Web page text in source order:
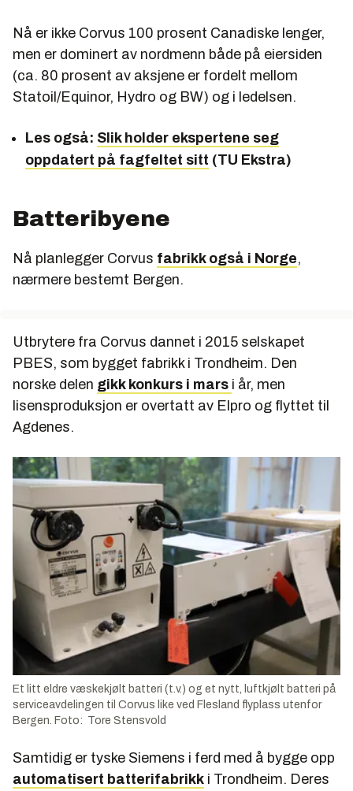
Nå er ikke Corvus 100 prosent Canadiske lenger,
men er dominert av nordmenn både på eiersiden
(ca. 80 prosent av aksjene er fordelt mellom
Statoil/Equinor, Hydro og BW) og i ledelsen.
Les også: Slik holder ekspertene seg
oppdatert på fagfeltet sitt (TU Ekstra)
Batteribyene
Nå planlegger Corvus fabrikk også i Norge,
nærmere bestemt Bergen.
Utbrytere fra Corvus dannet i 2015 selskapet
PBES, som bygget fabrikk i Trondheim. Den
norske delen gikk konkurs i mars i år, men
lisensproduksjon er overtatt av Elpro og flyttet til
Agdenes.
Et litt eldre væskekjølt batteri (t.v.) og et nytt, luftkjølt batteri på
serviceavdelingen til Corvus like ved Flesland flyplass utenfor
Bergen. Foto: Tore Stensvold
Samtidig er tyske Siemens i ferd med å bygge opp
automatisert batterifabrikk i Trondheim. Deres